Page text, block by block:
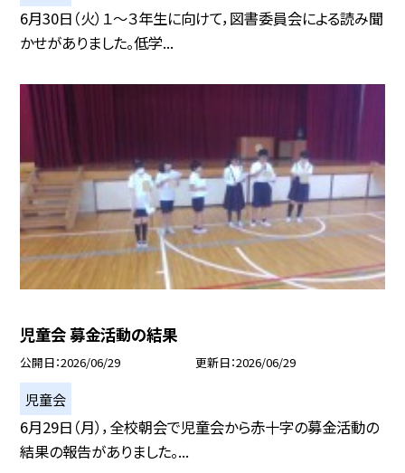
6月30日（火）１～３年生に向けて，図書委員会による読み聞
かせがありました。低学...
児童会 募金活動の結果
公開日 2026/06/29 更新日 2026/06/29
児童会
6月29日（月），全校朝会で児童会から赤十字の募金活動の
結果の報告がありました。...